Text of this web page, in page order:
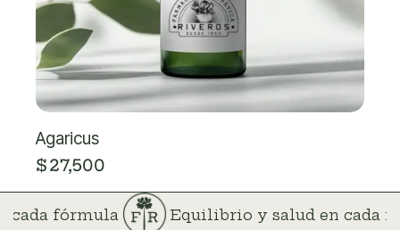
Agaricus
$27,500
cada fórmula Equilibrio y salud en cada